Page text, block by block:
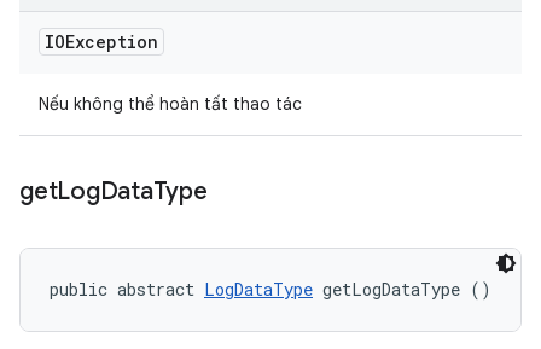
IOException
Nếu không thể hoàn tất thao tác
getLogDataType
public abstract LogDataType getLogDataType ()